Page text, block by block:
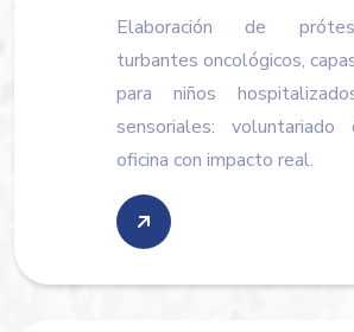
Elaboración de
turbantes oncológicos,
para niños
sensoriales:
oficina con impacto real.